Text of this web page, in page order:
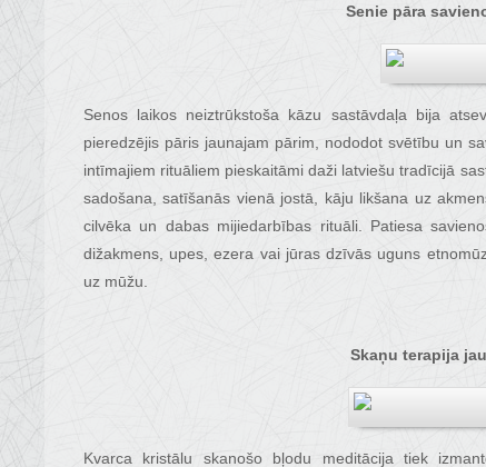
Senie pāra
Senos laikos neiztrūkstoša kāzu sastāvdaļa bija
pieredzējis pāris jaunajam pārim, nododot svētību un
intīmajiem rituāliem pieskaitāmi daži latviešu tradīcijā
sadošana, satīšanās vienā jostā, kāju likšana uz
cilvēka un dabas mijiedarbības rituāli. Patiesa
dižakmens, upes, ezera vai jūras dzīvās uguns
uz mūžu.
Skaņu terapija
Kvarca kristālu skanošo bļodu meditācija tiek